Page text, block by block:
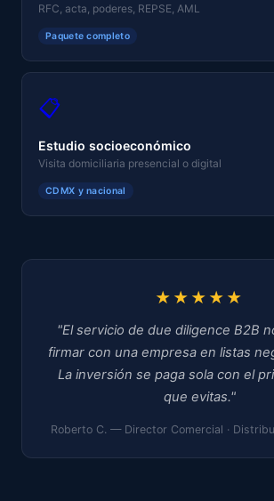
RFC, acta, poderes, REPSE, AML
Paquete completo
📋
Estudio socioeconómico
Visita domiciliaria presencial o digital
CDMX y nacional
★★★★★
"El servicio de due diligence B2B
firmar con una empresa en listas
La inversión se paga sola con el
que evitas."
Roberto C. — Director Comercial ·